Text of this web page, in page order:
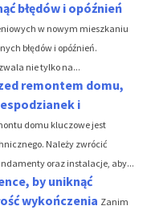
błędów i opóźnień
w nowym mieszkaniu
błędów i opóźnień.
nie tylko na...
remontem domu,
i
domu kluczowe jest
Należy zwrócić
oraz instalacje, aby...
by uniknąć
wykończenia Zanim